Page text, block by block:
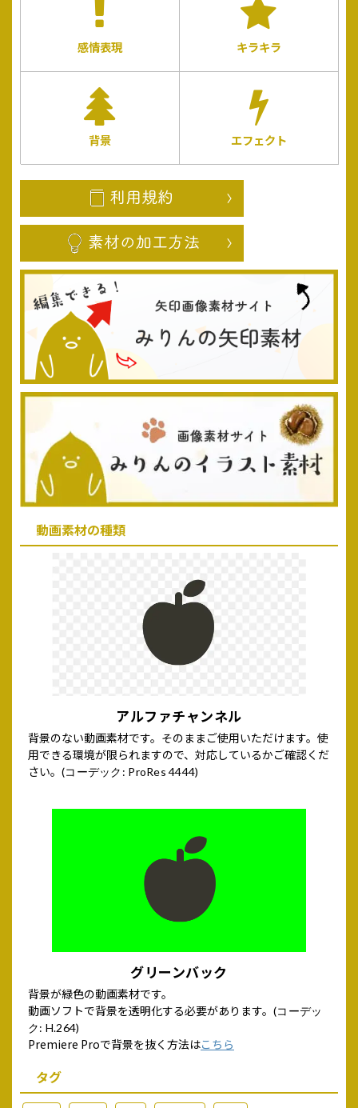
感情表現 キラキラ
背景 エフェクト
動画素材の種類
アルファチャンネル
背景のない動画素材です。そのままご使用いただけます。使
用できる環境が限られますので、対応しているかご確認くだ
さい。 (コーデック: ProRes 4444)
グリーンバック
背景が緑色の動画素材です。
動画ソフトで背景を透明化する必要があります。 (コーデッ
ク: H.264)
Premiere Proで背景を抜く方法はこちら
タグ